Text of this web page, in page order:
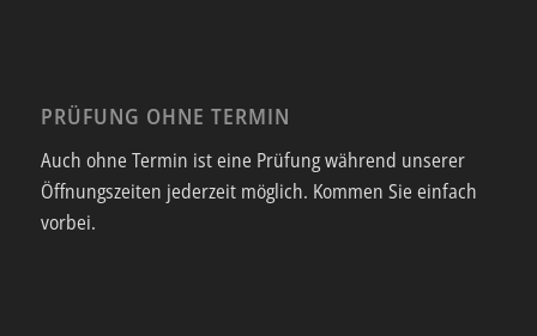
PRÜFUNG OHNE TERMIN
Auch ohne Termin ist eine Prüfung während unserer
Öffnungszeiten jederzeit möglich. Kommen Sie einfach
vorbei.